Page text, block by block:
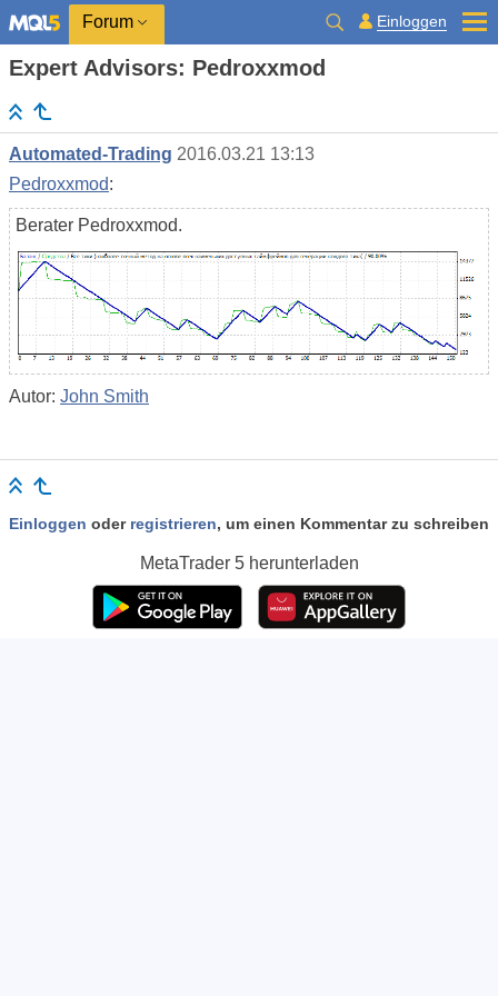
Forum Einloggen
Expert Advisors: Pedroxxmod
Automated-Trading 2016.03.21 13:13
Pedroxxmod:
Berater Pedroxxmod.
Autor: John Smith
Einloggen oder registrieren, um einen Kommentar zu schreiben
MetaTrader 5herunterladen